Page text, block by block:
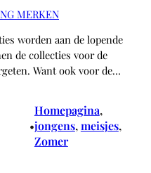
MERKEN
worden aan de lopende
de collecties voor de
Want ook voor de…
•
Homepagina ,
jongens, meisjes,
Zomer